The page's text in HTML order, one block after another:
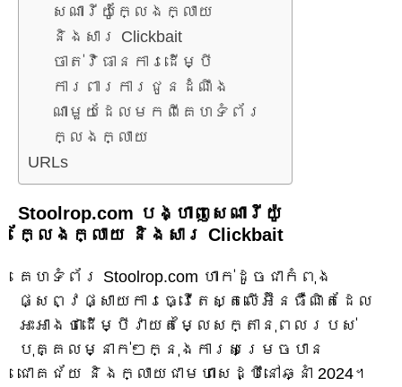
សេណារីយ៉ូក្លែងក្លាយ
និងសារ Clickbait
ចាត់វិធានការដើម្បី
ការពារការជូនដំណឹង
ណាមួយដែលមកពីគេហទំព័រ
ក្លែងក្លាយ
URLs
Stoolrop.com បង្ហាញសេណារីយ៉ូ
ក្លែងក្លាយ និងសារ Clickbait
គេហទំព័រ Stoolrop.com ហាក់ដូចជាកំពុង
ផ្សព្វផ្សាយការធ្វើតេស្តលើអ៊ីនធឺណិតដែល
អះអាងថាដើម្បីវាយតម្លៃសក្តានុពលរបស់
បុគ្គលម្នាក់ៗក្នុងការសម្រេចបាន
ជោគជ័យ និងក្លាយជាមហាសេដ្ឋីនៅឆ្នាំ 2024។